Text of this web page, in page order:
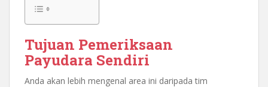
Tujuan Pemeriksaan
Payudara Sendiri
Anda akan lebih mengenal area ini daripada tim